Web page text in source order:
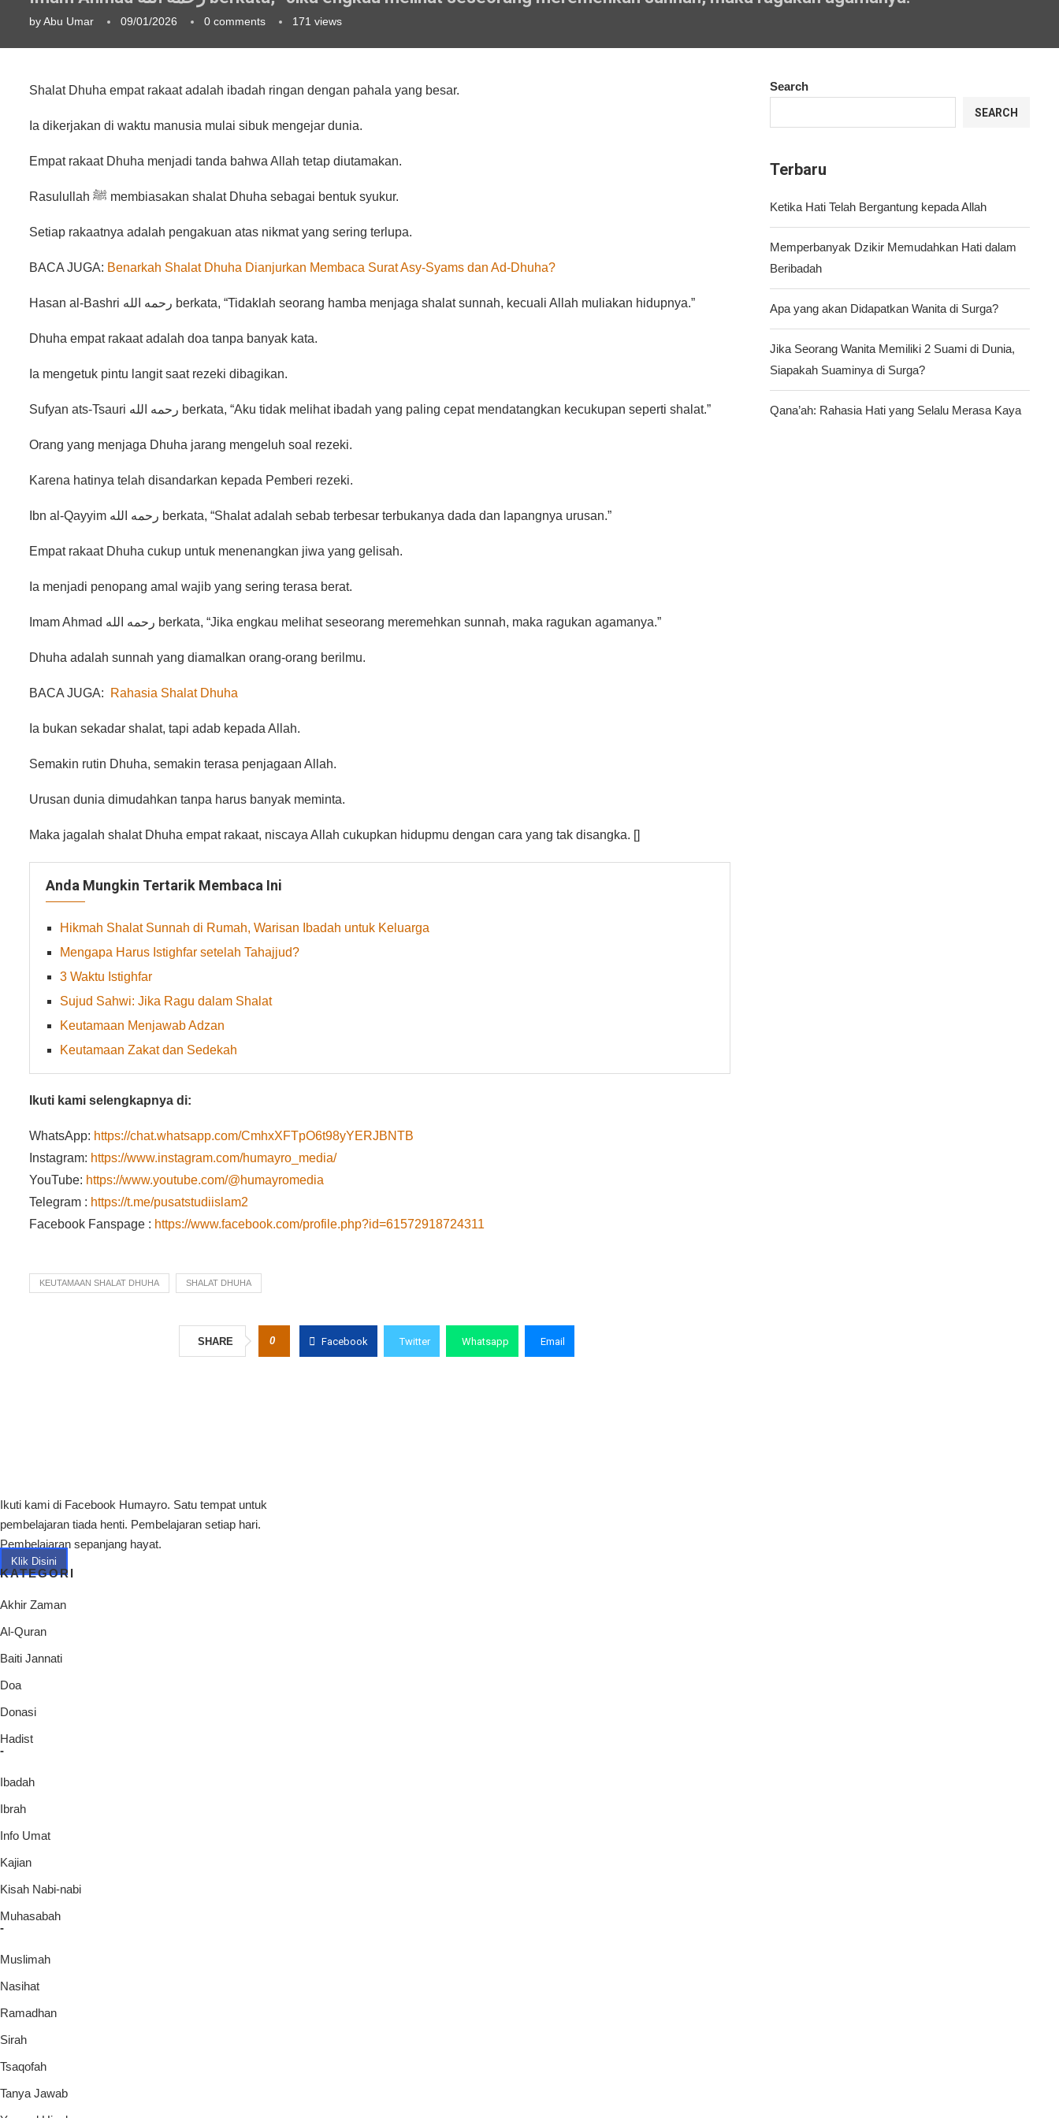
byAbu Umar 09/01/2026 0 comments 171 views
Shalat Dhuha empat rakaat adalah ibadah ringan dengan pahala yang besar.
Ia dikerjakan di waktu manusia mulai sibuk mengejar dunia.
Empat rakaat Dhuha menjadi tanda bahwa Allah tetap diutamakan.
Rasulullah ﷺ membiasakan shalat Dhuha sebagai bentuk syukur.
Setiap rakaatnya adalah pengakuan atas nikmat yang sering terlupa.
BACA JUGA: Benarkah Shalat Dhuha Dianjurkan Membaca Surat Asy-Syams dan Ad-Dhuha?
Hasan al-Bashri رحمه الله berkata, “Tidaklah seorang hamba menjaga shalat sunnah, kecuali Allah muliakan hidupnya.”
Dhuha empat rakaat adalah doa tanpa banyak kata.
Ia mengetuk pintu langit saat rezeki dibagikan.
Sufyan ats-Tsauri رحمه الله berkata, “Aku tidak melihat ibadah yang paling cepat mendatangkan kecukupan seperti shalat.”
Orang yang menjaga Dhuha jarang mengeluh soal rezeki.
Karena hatinya telah disandarkan kepada Pemberi rezeki.
Ibn al-Qayyim رحمه الله berkata, “Shalat adalah sebab terbesar terbukanya dada dan lapangnya urusan.”
Empat rakaat Dhuha cukup untuk menenangkan jiwa yang gelisah.
Ia menjadi penopang amal wajib yang sering terasa berat.
Imam Ahmad رحمه الله berkata, “Jika engkau melihat seseorang meremehkan sunnah, maka ragukan agamanya.”
Dhuha adalah sunnah yang diamalkan orang-orang berilmu.
BACA JUGA: Rahasia Shalat Dhuha
Ia bukan sekadar shalat, tapi adab kepada Allah.
Semakin rutin Dhuha, semakin terasa penjagaan Allah.
Urusan dunia dimudahkan tanpa harus banyak meminta.
Maka jagalah shalat Dhuha empat rakaat, niscaya Allah cukupkan hidupmu dengan cara yang tak disangka. []
Anda Mungkin Tertarik Membaca Ini
Hikmah Shalat Sunnah di Rumah, Warisan Ibadah untuk Keluarga
Mengapa Harus Istighfar setelah Tahajjud?
3 Waktu Istighfar
Sujud Sahwi: Jika Ragu dalam Shalat
Keutamaan Menjawab Adzan
Keutamaan Zakat dan Sedekah
Ikuti kami selengkapnya di:
WhatsApp: https://chat.whatsapp.com/CmhxXFTpO6t98yYERJBNTB
Instagram: https://www.instagram.com/humayro_media/
YouTube: https://www.youtube.com/@humayromedia
Telegram : https://t.me/pusatstudiislam2
Facebook Fanspage : https://www.facebook.com/profile.php?id=61572918724311
KEUTAMAAN SHALAT DHUHA SHALAT DHUHA
SHARE 0 Facebook Twitter Whatsapp Email
Search
SEARCH
Terbaru
Ketika Hati Telah Bergantung kepada Allah
Memperbanyak Dzikir Memudahkan Hati dalam
Beribadah
Apa yang akan Didapatkan Wanita di Surga?
Jika Seorang Wanita Memiliki 2 Suami di Dunia,
Siapakah Suaminya di Surga?
Qana’ah: Rahasia Hati yang Selalu Merasa Kaya
Ikuti kami di Facebook Humayro. Satu tempat untuk
pembelajaran tiada henti. Pembelajaran setiap hari.
Pembelajaran sepanjang hayat.
Klik Disini
KATEGORI
Akhir Zaman
Al-Quran
Baiti Jannati
Doa
Donasi
Hadist
-
Ibadah
Ibrah
Info Umat
Kajian
Kisah Nabi-nabi
Muhasabah
-
Muslimah
Nasihat
Ramadhan
Sirah
Tsaqofah
Tanya Jawab